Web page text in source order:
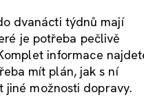
dvanácti týdnů mají
je potřeba pečlivě
informace
mít plán, jak s ní
jiné možnosti dopravy.